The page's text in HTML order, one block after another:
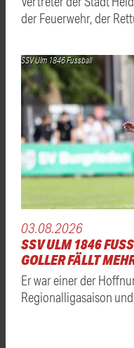
der Feuerwehr, der
SSV Ulm 1846 Fussball
03.08.2026
SSV ULM 1846
GOLLER FÄLLT
Er war einer der
Regionalligasaison